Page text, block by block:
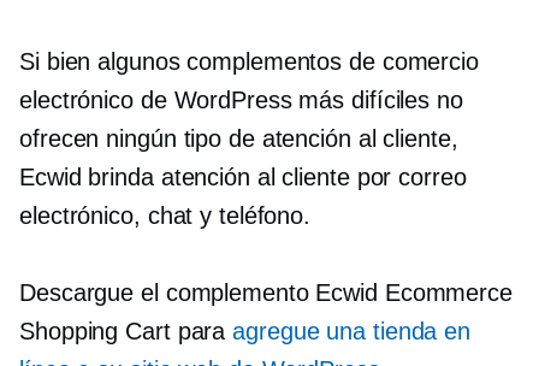
Si bien algunos complementos de comercio
electrónico de WordPress más difíciles no
ofrecen ningún tipo de atención al cliente,
Ecwid brinda atención al cliente por correo
electrónico, chat y teléfono.
Descargue el complemento Ecwid Ecommerce
Shopping Cart paraagregue una tienda en